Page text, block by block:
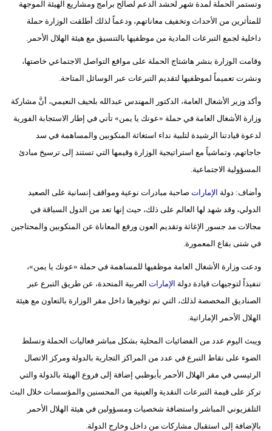
وتستمر الحملة لمدة شهر لحشد الدعم لصالح برامج ومشاريع الهيئة الموجهة
للمتأثرين من الأحداث وتخفيف معاناتهم، ودعماً لذلك أطلقت الوزارة حملة
داخلية لجمع التبرعات المادية من موظفيها بالتنسيق مع هيئة الهلال الأحمر.
وقامت الوزارة بنشر هاشتاج الحملة على مواقع التواصل الاجتماعي خاصتها،
ونشرت تعميماً لموظفيها لتقديم التبرعات عبر الوسائل المتاحة.
وأكد وزير الأشغال العامة، الدكتور المهندس عبدالله بلحيف النعيمي، أنَّ مشاركة
وزارة الأشغال العامة في حملة «عونك يا يمن» تأتي في إطار الاستجابة الفورية
لدعوة قيادتنا الرشيدة لتلبية نداء استغاثة المنكوبين والمساهمة في سد
حاجاتهم، وتماشياً مع استراتيجية الوزارة وقيمها التي تستند إلى ترسيخ مبادئ
المسؤولية الاجتماعية.
وأضاف: دولة الإمارات صاحبة مبادرات نوعية ومواقف إنسانية على الصعيد
الدولي، وقد شهد لها العالم على ذلك، حيث إنها تعد من الدول السباقة في
مجالات مد جسور الإغاثة وتقديم العون ورفع المعاناة عن المنكوبين والمحتاجين
في شتى بقاع المعمورة.
ودعت وزارة الأشغال العامة موظفيها للمساهمة في حملة «عونك يا يمن»،
تنفيذاً لتوجيهات قيادة دولة الإمارات العربية المتحدة، عن طريق التبرع عبر
الصناديق المخصصة لذلك، التي تم توفيرها داخل مقر الوزارة بالتعاون مع هيئة
الهلال الأحمر الإماراتية.
ويبث اليوم عدد من الفضائيات المحلية بشكل مباشر فعاليات الحملة وتسلط
الضوء على نقاط التبرع في عدد من المراكز التجارية بالدولة ومركز الاتصال
الرئيسي في مقر الهلال الأحمر بأبوظبي إضافة إلى فروع الهيئة بالدولة والتي
تركز على قيمة التبرعات النقدية والعينية من المحسنين والمؤسسات خلال البث
التلفزيوني المباشر واستضافة شخصيات ومسؤولين في هيئة الهلال الأحمر
بالإضافة إلى استقبال مشاركات من داخل وخارج الدولة.